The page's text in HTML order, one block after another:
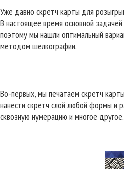
Уже давно скретч карты для
В настоящее время основной
поэтому мы нашли оптимальный
методом шелкографии.
Во-первых, мы печатаем скретч
нанести скретч слой любой формы и
сквозную нумерацию и многое